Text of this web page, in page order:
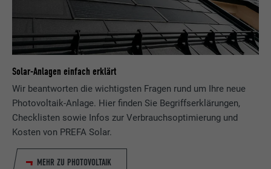
Solar-Anlagen einfach erklärt
Wir beantworten die wichtigsten Fragen rund um Ihre neue
Photovoltaik-Anlage. Hier finden Sie Begriffserklärungen,
Checklisten sowie Infos zur Verbrauchsoptimierung und
Kosten von PREFA Solar.
MEHR ZU PHOTOVOLTAIK